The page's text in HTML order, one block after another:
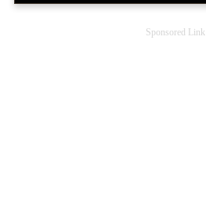
Sponsored Link